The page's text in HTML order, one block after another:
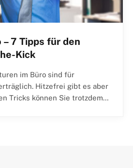
– 7 Tipps für den
Kick
im Büro sind für
Hitzefrei gibt es aber
Tricks können Sie trotzdem…